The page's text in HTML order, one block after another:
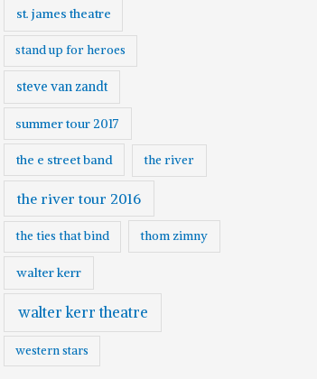
st. james theatre
stand up for heroes
steve van zandt
summer tour 2017
the e street band the river
the river tour 2016
the ties that bind thom zimny
walter kerr
walter kerr theatre
western stars